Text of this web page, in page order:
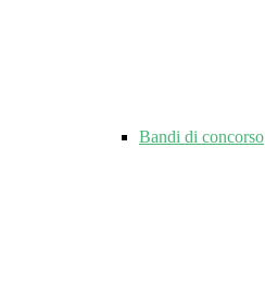
Bandi di concorso